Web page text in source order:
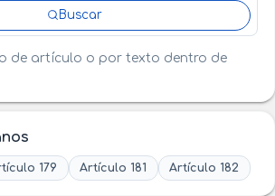
Buscar
de artículo o por texto dentro de
179 Artículo 181 Artículo 182